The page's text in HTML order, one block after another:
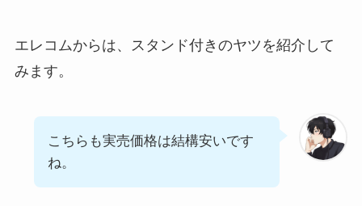
エレコムからは、スタンド付きのヤツを紹介して
みます。
こちらも実売価格は結構安いです
ね。